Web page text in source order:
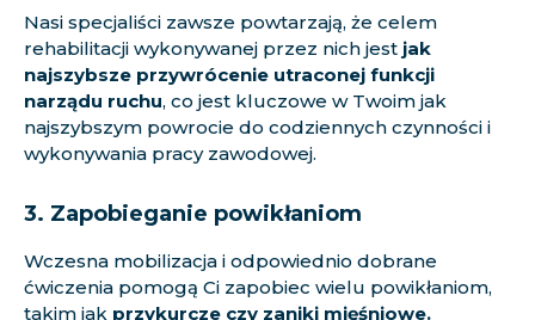
Nasi specjaliści zawsze powtarzają, że celem
rehabilitacji wykonywanej przez nich jest jak
najszybsze przywrócenie utraconej funkcji
narządu ruchu, co jest kluczowe w Twoim jak
najszybszym powrocie do codziennych czynności i
wykonywania pracy zawodowej.
3. Zapobieganie powikłaniom
Wczesna mobilizacja i odpowiednio dobrane
ćwiczenia pomogą Ci zapobiec wielu powikłaniom,
takim jak przykurcze czy zaniki mięśniowe.